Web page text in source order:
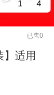
1 4
已售0
】适用